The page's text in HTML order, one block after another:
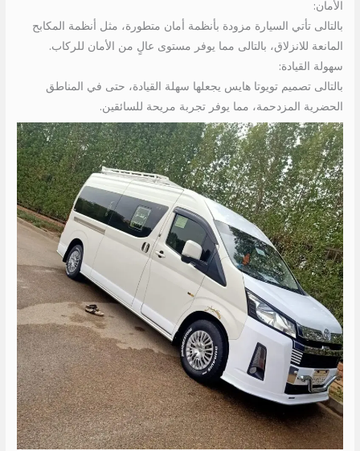
الأمان:
بالتالى تأتي السيارة مزودة بأنظمة أمان متطورة، مثل أنظمة المكابح
المانعة للانزلاق، بالتالى مما يوفر مستوى عالٍ من الأمان للركاب.
سهولة القيادة:
بالتالى تصميم تويوتا هايس يجعلها سهلة القيادة، حتى في المناطق
الحضرية المزدحمة، مما يوفر تجربة مريحة للسائقين.